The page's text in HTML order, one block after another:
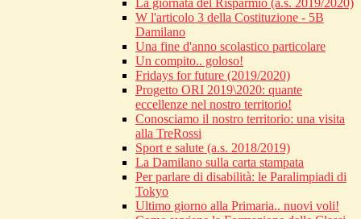
La giornata del Risparmio (a.s. 2019/2020)
W l'articolo 3 della Costituzione - 5B
Damilano
Una fine d'anno scolastico particolare
Un compito.. goloso!
Fridays for future (2019/2020)
Progetto ORI 2019\2020: quante
eccellenze nel nostro territorio!
Conosciamo il nostro territorio: una visita
alla TreRossi
Sport e salute (a.s. 2018/2019)
La Damilano sulla carta stampata
Per parlare di disabilità: le Paralimpiadi di
Tokyo
Ultimo giorno alla Primaria.. nuovi voli!